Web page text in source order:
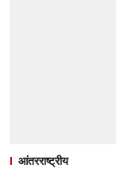
आंतरराष्ट्रीय